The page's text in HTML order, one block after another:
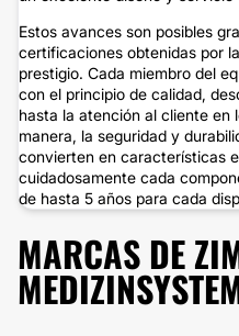
Estos avances son posibles
certificaciones obtenidas por
prestigio. Cada miembro del
con el principio de calidad,
hasta la atención al cliente en
manera, la seguridad y
convierten en características
cuidadosamente cada
de hasta 5 años para cada
MARCAS DE